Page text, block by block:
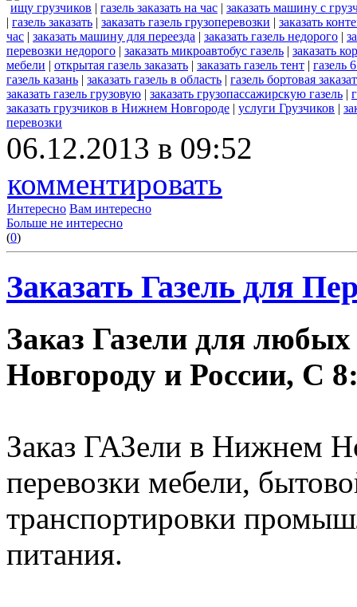
ищу грузчиков | газель заказать на час | заказать машину с
| газель заказать | заказать газель грузоперевозки | заказать
час | заказать машину для переезда | заказать газель недорого |
перевозки недорого | заказать микроавтобус газель | заказать
мебели | открытая газель заказать | заказать газель тент | газель
газель казань | заказать газель в область | газель бортовая
заказать газель грузовую | заказать грузопассажирскую газель |
заказать грузчиков в Нижнем Новгороде | услуги Грузчиков |
перевозки
06.12.2013 в 09:52
комментировать
Интересно Вам интересно
Больше не интересно
(0)
Заказать Газель для
Заказ Газели для
Новгороду и России, С
Заказ ГАЗели в Нижнем
перевозки мебели,
транспортировки
питания.